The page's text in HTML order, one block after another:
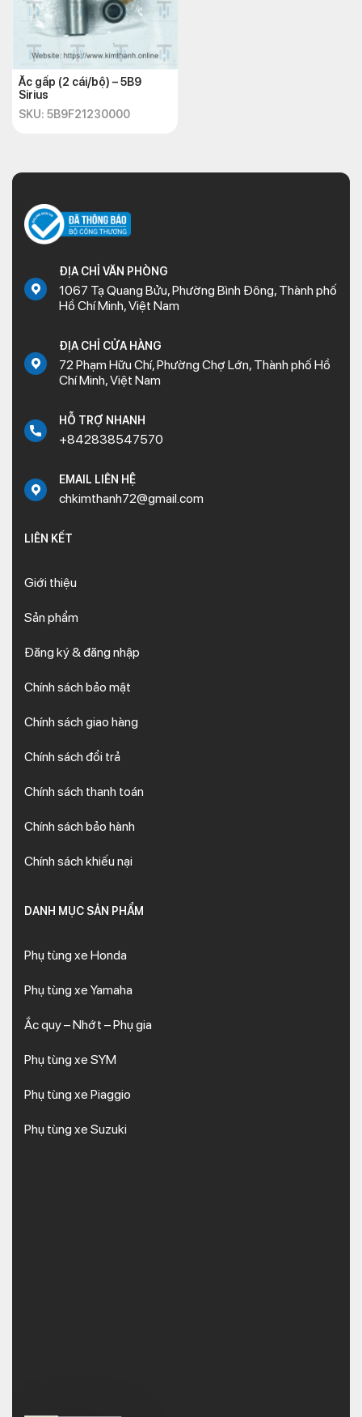
Ắc gấp (2 cái/bộ) – 5B9
Sirius
SKU: 5B9F21230000
ĐỊA CHỈ VĂN PHÒNG
1067 Tạ Quang Bửu, Phường Bình Đông, Thành phố
Hồ Chí Minh, Việt Nam
ĐỊA CHỈ CỬA HÀNG
72 Phạm Hữu Chí, Phường Chợ Lớn, Thành phố Hồ
Chí Minh, Việt Nam
HỖ TRỢ NHANH
+842838547570
EMAIL LIÊN HỆ
chkimthanh72@gmail.com
LIÊN KẾT
Giới thiệu
Sản phẩm
Đăng ký & đăng nhập
Chính sách bảo mật
Chính sách giao hàng
Chính sách đổi trả
Chính sách thanh toán
Chính sách bảo hành
Chính sách khiếu nại
DANH MỤC SẢN PHẨM
Phụ tùng xe Honda
Phụ tùng xe Yamaha
Ắc quy – Nhớt – Phụ gia
Phụ tùng xe SYM
Phụ tùng xe Piaggio
Phụ tùng xe Suzuki